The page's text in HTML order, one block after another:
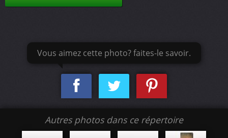
Vous aimez cette photo? faites-le savoir.
Autres photos dans ce répertoire